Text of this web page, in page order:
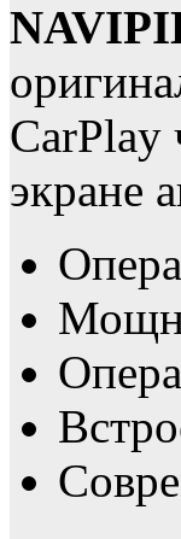
CarPlay
экране